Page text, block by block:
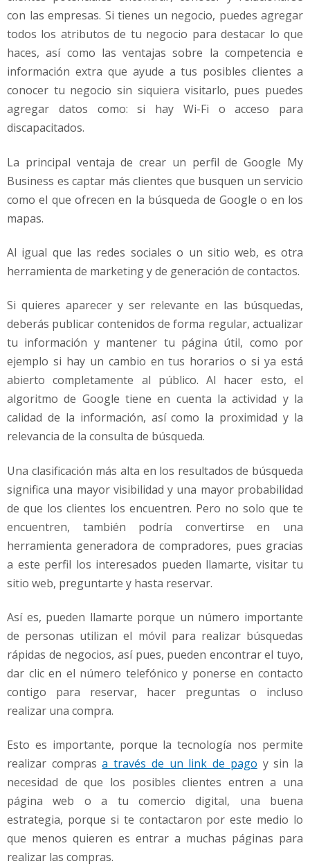
con las empresas. Si tienes un negocio, puedes agregar
todos los atributos de tu negocio para destacar lo que
haces, así como las ventajas sobre la competencia e
información extra que ayude a tus posibles clientes a
conocer tu negocio sin siquiera visitarlo, pues puedes
agregar datos como: si hay Wi-Fi o acceso para
discapacitados.
La principal ventaja de crear un perfil de Google My
Business es captar más clientes que busquen un servicio
como el que ofrecen en la búsqueda de Google o en los
mapas.
Al igual que las redes sociales o un sitio web, es otra
herramienta de marketing y de generación de contactos.
Si quieres aparecer y ser relevante en las búsquedas,
deberás publicar contenidos de forma regular, actualizar
tu información y mantener tu página útil, como por
ejemplo si hay un cambio en tus horarios o si ya está
abierto completamente al público. Al hacer esto, el
algoritmo de Google tiene en cuenta la actividad y la
calidad de la información, así como la proximidad y la
relevancia de la consulta de búsqueda.
Una clasificación más alta en los resultados de búsqueda
significa una mayor visibilidad y una mayor probabilidad
de que los clientes los encuentren. Pero no solo que te
encuentren, también podría convertirse en una
herramienta generadora de compradores, pues gracias
a este perfil los interesados pueden llamarte, visitar tu
sitio web, preguntarte y hasta reservar.
Así es, pueden llamarte porque un número importante
de personas utilizan el móvil para realizar búsquedas
rápidas de negocios, así pues, pueden encontrar el tuyo,
dar clic en el número telefónico y ponerse en contacto
contigo para reservar, hacer preguntas o incluso
realizar una compra.
Esto es importante, porque la tecnología nos permite
realizar comprasa través de un link de pago y sin la
necesidad de que los posibles clientes entren a una
página web o a tu comercio digital, una buena
estrategia, porque si te contactaron por este medio lo
que menos quieren es entrar a muchas páginas para
realizar las compras.